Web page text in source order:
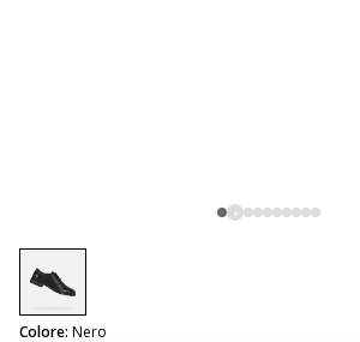
Colore: Nero
selected